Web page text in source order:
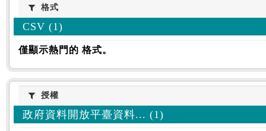
格式格式
CSV (1)
僅顯示熱門的 格式。
授權授權
政府資料開放平臺資料... (1)